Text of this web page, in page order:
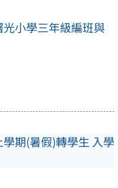
小學三年級編班與
期(暑假)轉學生 入學